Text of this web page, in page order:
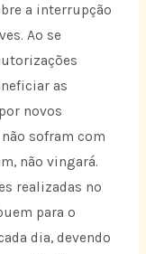
a interrupção
Ao se
as
novos
sofram com
não vingará.
realizadas no
para o
dia, devendo